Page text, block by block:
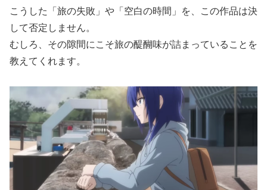
こうした「旅の失敗」や「空白の時間」を、この作品は決
して否定しません。
むしろ、その隙間にこそ旅の醍醐味が詰まっていることを
教えてくれます。